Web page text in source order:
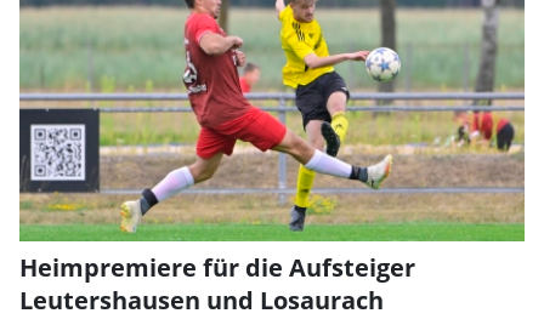
Heimpremiere für die Aufsteiger
Leutershausen und Losaurach